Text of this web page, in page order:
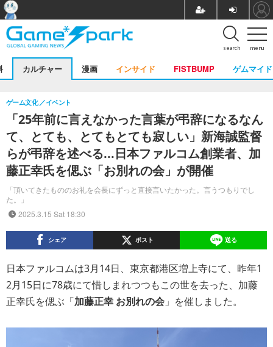
menu
search
カルチャー 漫画 インサイド FISTBUMP ゲムマイド
「25年前に言えなかった言葉が弔辞になるなん
て、とても、とてもとても寂しい」新海誠監督
らが弔辞を述べる...日本ファルコム創業者、加
藤正幸氏を偲ぶ「お別れの会」が開催
「頂いてきたもののお礼を会長にずっと直接言いたかった。言うつもりでし
た。」
ゲーム文化 イベント
2025.3.15 Sat 18:30
シェア ポスト 送る
日本ファルコムは3月14日、東京都港区増上寺にて、昨年1
2月15日に78歳にて惜しまれつつもこの世を去った、加藤
正幸氏を偲ぶ「加藤正幸 お別れの会 」を催しました。